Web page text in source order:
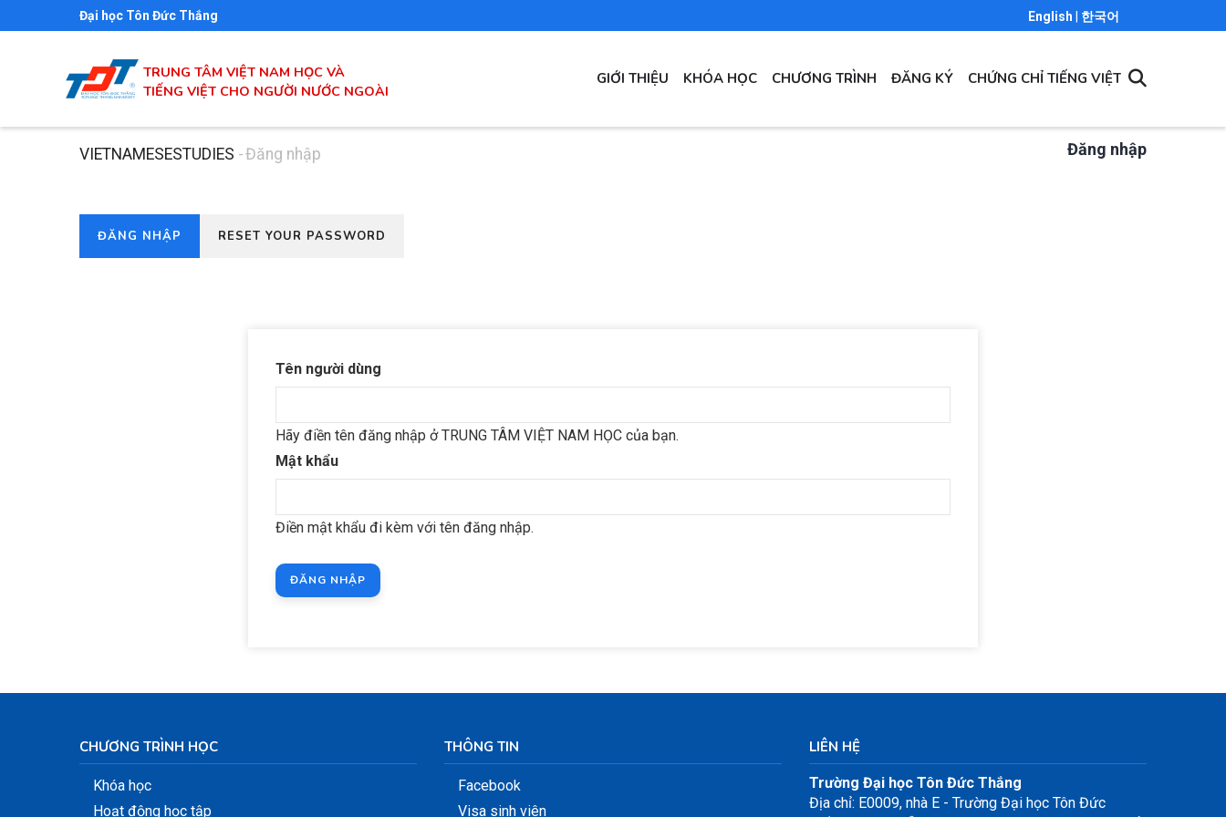
Đại học Tôn Đức Thắng English 한국어
TRUNG TÂM VIỆT NAM HỌC VÀ
TIẾNG VIỆT CHO NGƯỜI NƯỚC NGOÀI
MAIN
NAVIGATION
GIỚI THIỆU KHÓA HỌC CHƯƠNG TRÌNH ĐĂNG KÝ CHỨNG CHỈ TIẾNG VIỆT
Đăng nhập
Breadcrumb
VIETNAMESESTUDIES -Đăng nhập
Primary
ĐĂNG NHẬP RESET YOUR PASSWORD
Tên người dùng
Hãy điền tên đăng nhập ở TRUNG TÂM VIỆT NAM HỌC của bạn.
Mật khẩu
Điền mật khẩu đi kèm với tên đăng nhập.
CHƯƠNG TRÌNH HỌC
Khóa học
Hoạt động học tập
THÔNG TIN
Facebook
Visa sinh viên
LIÊN HỆ
Trường Đại học Tôn Đức Thắng
Địa chỉ: E0009, nhà E - Trường Đại học Tôn Đức